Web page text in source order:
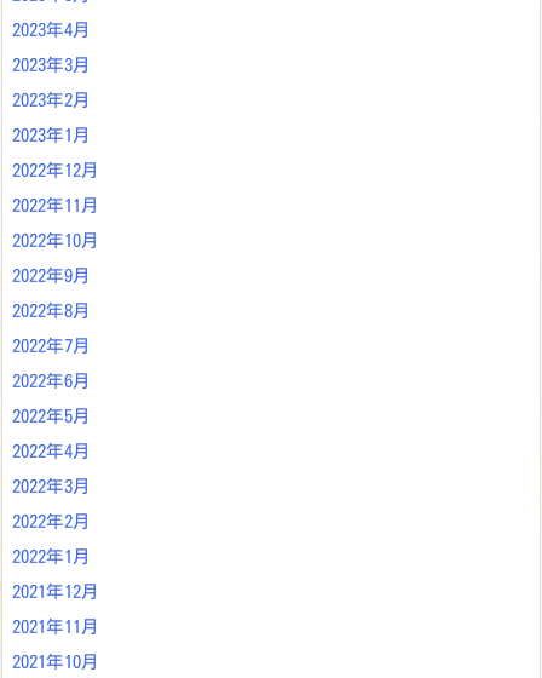
2023年4月
2023年3月
2023年2月
2023年1月
2022年12月
2022年11月
2022年10月
2022年9月
2022年8月
2022年7月
2022年6月
2022年5月
2022年4月
2022年3月
2022年2月
2022年1月
2021年12月
2021年11月
2021年10月